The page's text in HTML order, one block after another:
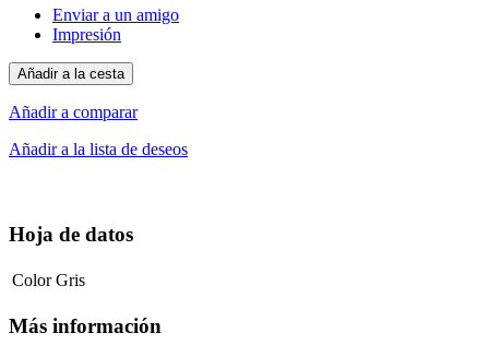
Enviar a un amigo
Impresión
Añadir a la cesta
Añadir a comparar
Añadir a la lista de deseos
Hoja de datos
Color Gris
Más información